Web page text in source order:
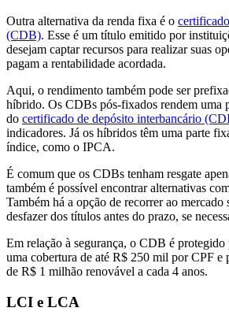
Outra alternativa da renda fixa é o
(CDB). Esse é um título emitido por
desejam captar recursos para realizar suas
pagam a rentabilidade acordada.
Aqui, o rendimento também pode ser
híbrido. Os CDBs pós-fixados rendem uma
do certificado de depósito interbancário
indicadores. Já os híbridos têm uma parte
índice, como o IPCA.
É comum que os CDBs tenham resgate
também é possível encontrar alternativas
Também há a opção de recorrer ao mercado
desfazer dos títulos antes do prazo, se
Em relação à segurança, o CDB é
uma cobertura de até R$ 250 mil por CPF e
de R$ 1 milhão renovável a cada 4 anos.
LCI e LCA